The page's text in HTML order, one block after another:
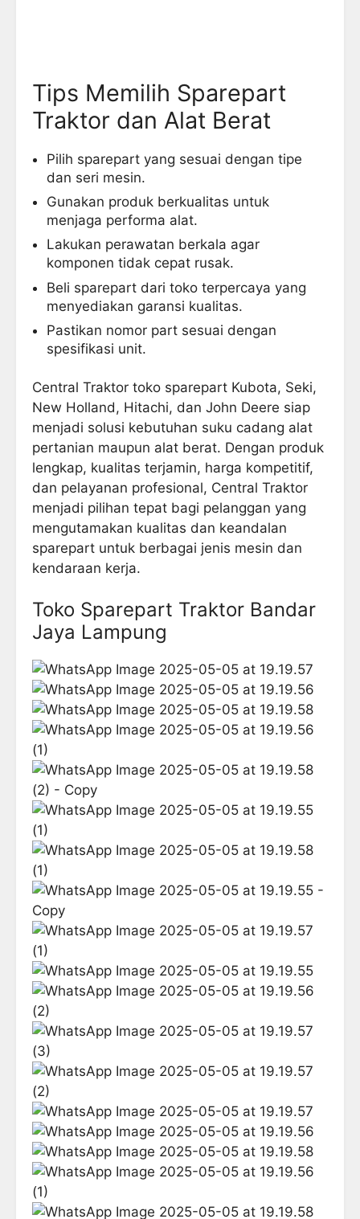
Tips Memilih Sparepart
Traktor dan Alat Berat
Pilih sparepart yang sesuai dengan tipe
dan seri mesin.
Gunakan produk berkualitas untuk
menjaga performa alat.
Lakukan perawatan berkala agar
komponen tidak cepat rusak.
Beli sparepart dari toko terpercaya yang
menyediakan garansi kualitas.
Pastikan nomor part sesuai dengan
spesifikasi unit.
Central Traktor toko sparepart Kubota, Seki,
New Holland, Hitachi, dan John Deere siap
menjadi solusi kebutuhan suku cadang alat
pertanian maupun alat berat. Dengan produk
lengkap, kualitas terjamin, harga kompetitif,
dan pelayanan profesional, Central Traktor
menjadi pilihan tepat bagi pelanggan yang
mengutamakan kualitas dan keandalan
sparepart untuk berbagai jenis mesin dan
kendaraan kerja.
Toko Sparepart Traktor Bandar
Jaya Lampung